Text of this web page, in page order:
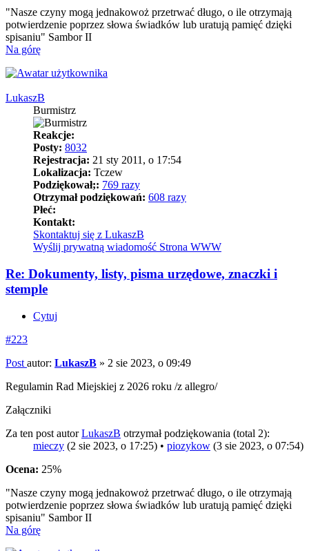
"Nasze czyny mogą jednakowoż przetrwać długo, o ile otrzymają
potwierdzenie poprzez słowa świadków lub uratują pamięć dzięki
spisaniu" Sambor II
Na górę
LukaszB
Burmistrz
Reakcje:
Posty: 8032
Rejestracja: 21 sty 2011, o 17:54
Lokalizacja: Tczew
Podziękował;: 769 razy
Otrzymał podziękowań: 608 razy
Płeć:
Kontakt:
Skontaktuj się z LukaszB
Wyślij prywatną wiadomość Strona WWW
Re: Dokumenty, listy, pisma urzędowe, znaczki i
stemple
Cytuj
#223
Post autor: LukaszB » 2 sie 2023, o 09:49
Regulamin Rad Miejskiej z 2026 roku /z allegro/
Załączniki
Za ten post autorLukaszB otrzymał podziękowania (total 2):
mieczy (2 sie 2023, o 17:25) • piozykow (3 sie 2023, o 07:54)
Ocena: 25%
"Nasze czyny mogą jednakowoż przetrwać długo, o ile otrzymają
potwierdzenie poprzez słowa świadków lub uratują pamięć dzięki
spisaniu" Sambor II
Na górę